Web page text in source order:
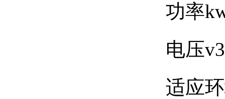
功率
电压
适应